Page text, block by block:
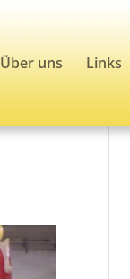
Über uns Links